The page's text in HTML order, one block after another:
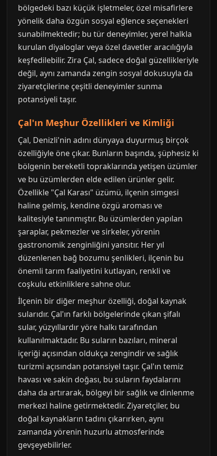
bölgedeki bazı küçük işletmeler, özel misafirlere
yönelik daha özgün sosyal eğlence seçenekleri
sunabilmektedir; bu tür deneyimler, yerel halkla
kurulan diyaloglar veya özel davetler aracılığıyla
keşfedilebilir. Zira Çal, sadece doğal güzellikleriyle
değil, aynı zamanda zengin sosyal dokusuyla da
ziyaretçilerine çeşitli deneyimler sunma
potansiyeli taşır.
Çal'ın Meşhur Özellikleri ve Kimliği
Çal, Denizli'nin adını dünyaya duyurmuş birçok
özelliğiyle öne çıkar. Bunların başında, şüphesiz ki
bölgenin bereketli topraklarında yetişen üzümler
ve bu üzümlerden elde edilen ürünler gelir.
Özellikle "Çal Karası" üzümü, ilçenin simgesi
haline gelmiş, kendine özgü aroması ve
kalitesiyle tanınmıştır. Bu üzümlerden yapılan
şaraplar, pekmezler ve sirkeler, yörenin
gastronomik zenginliğini yansıtır. Her yıl
düzenlenen bağ bozumu şenlikleri, ilçenin bu
önemli tarım faaliyetini kutlayan, renkli ve
coşkulu etkinliklere sahne olur.
İlçenin bir diğer meşhur özelliği, doğal kaynak
sularıdır. Çal'ın farklı bölgelerinde çıkan şifalı
sular, yüzyıllardır yöre halkı tarafından
kullanılmaktadır. Bu suların bazıları, mineral
içeriği açısından oldukça zengindir ve sağlık
turizmi açısından potansiyel taşır. Çal'ın temiz
havası ve sakin doğası, bu suların faydalarını
daha da artırarak, bölgeyi bir sağlık ve dinlenme
merkezi haline getirmektedir. Ziyaretçiler, bu
doğal kaynakların tadını çıkarırken, aynı
zamanda yörenin huzurlu atmosferinde
gevşeyebilirler.